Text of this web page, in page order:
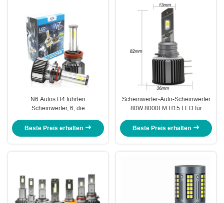
N6 Autos H4 führten
Scheinwerfer, 6, die
Scheinwerfer-H11 änderte
Beste Preis erhalten
Scheinwerfer-Auto-Scheinwerfer
80W 8000LM H15 LED für
/Touareg/BMW 220I /Benz
GLK/A180/A45 AMG
Beste Preis erhalten